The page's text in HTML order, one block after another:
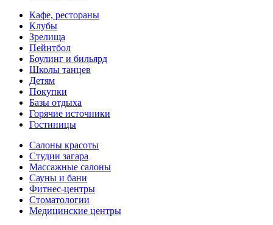
Кафе, рестораны
Клубы
Зрелища
Пейнтбол
Боулинг и бильярд
Школы танцев
Детям
Покупки
Базы отдыха
Горячие источники
Гостиницы
Салоны красоты
Студии загара
Массажные салоны
Сауны и бани
Фитнес-центры
Стоматологии
Медицинские центры